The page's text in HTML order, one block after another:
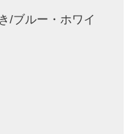
/ブルー・ホワイ